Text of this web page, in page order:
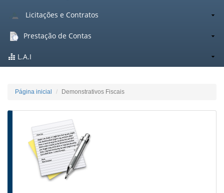
Licitações e Contratos
Prestação de Contas
L.A.I
Página inicial Demonstrativos Fiscais